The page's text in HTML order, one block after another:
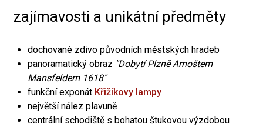
zajímavosti a unikátní předměty
dochované zdivo původních městských hradeb
panoramatický obraz "Dobytí Plzně Arnoštem
Mansfeldem 1618"
funkční exponát Křižíkovy lampy
největší nález plavuně
centrální schodiště s bohatou štukovou výzdobou